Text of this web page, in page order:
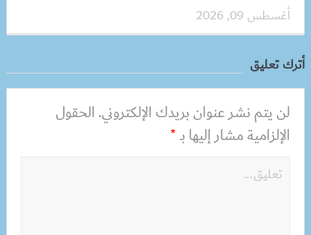
أغسطس 09, 2026
أترك تعليق
لن يتم نشر عنوان بريدك الإلكتروني.الحقول
الإلزامية مشار إليها بـ*